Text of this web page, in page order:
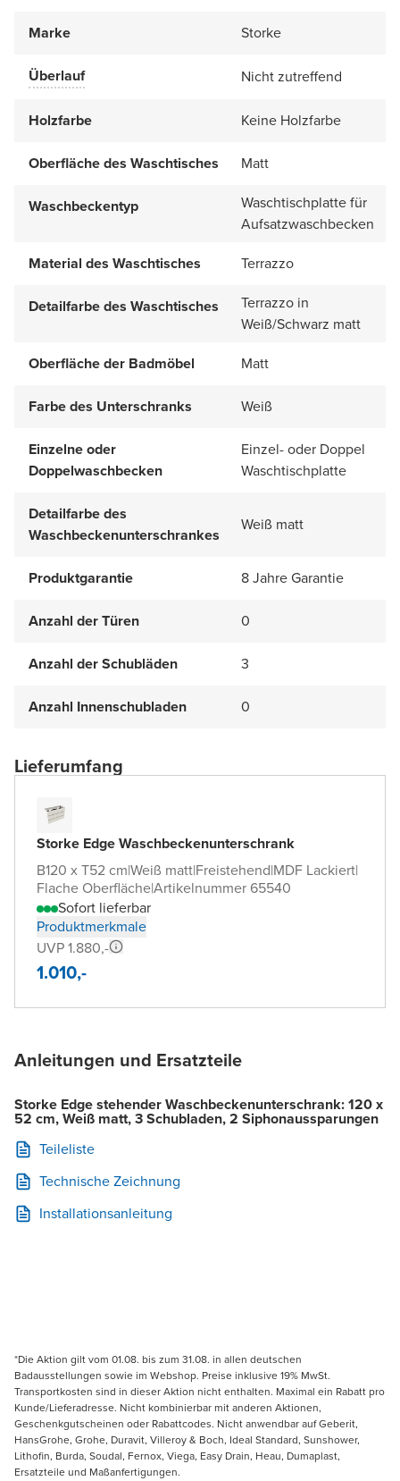
Marke Storke
Überlauf Nicht zutreffend
Holzfarbe Keine Holzfarbe
Oberfläche des Waschtisches Matt
Waschbeckentyp
Waschtischplatte für
Aufsatzwaschbecken
Material des Waschtisches
Terrazzo
Detailfarbe des Waschtisches
Terrazzo in
Weiß/Schwarz matt
Oberfläche der Badmöbel
Matt
Farbe des Unterschranks Weiß
Einzelne oder
Doppelwaschbecken
Einzel- oder Doppel
Waschtischplatte
Detailfarbe des
Waschbeckenunterschrankes
Weiß matt
Produktgarantie 8 Jahre Garantie
Anzahl der Türen 0
Anzahl der Schubläden 3
Anzahl Innenschubladen 0
Lieferumfang
Storke Edge Waschbeckenunterschrank
B120 x T52 cm|Weiß matt|Freistehend|MDF Lackiert|
Flache Oberfläche|Artikelnummer 65540
Sofort lieferbar
Produktmerkmale
UVP 1.880,-
1.010,-
Anleitungen und Ersatzteile
Storke Edge stehender Waschbeckenunterschrank: 120 x
52 cm, Weiß matt, 3 Schubladen, 2 Siphonaussparungen
Teileliste
Technische Zeichnung
Installationsanleitung
*Die Aktion gilt vom 01.08. bis zum 31.08. in allen deutschen
Badausstellungen sowie im Webshop. Preise inklusive 19% MwSt.
Transportkosten sind in dieser Aktion nicht enthalten. Maximal ein Rabatt pro
Kunde/Lieferadresse. Nicht kombinierbar mit anderen Aktionen,
Geschenkgutscheinen oder Rabattcodes. Nicht anwendbar auf Geberit,
HansGrohe, Grohe, Duravit, Villeroy & Boch, Ideal Standard, Sunshower,
Lithofin, Burda, Soudal, Fernox, Viega, Easy Drain, Heau, Dumaplast,
Ersatzteile und Maßanfertigungen.